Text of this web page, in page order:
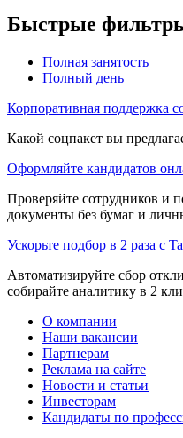
Быстрые
Полная занятость
Полный день
Корпоративная поддержка
Какой соцпакет вы
Оформляйте кандидатов
Проверяйте сотрудников и
документы без бумаг и
Ускорьте подбор в 2 раза с
Автоматизируйте сбор
собирайте аналитику в 2
О компании
Наши вакансии
Партнерам
Реклама на сайте
Новости и статьи
Инвесторам
Кандидаты по